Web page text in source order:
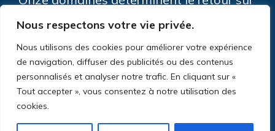
Nous respectons votre vie privée.
Nous utilisons des cookies pour améliorer votre expérience
de navigation, diffuser des publicités ou des contenus
personnalisés et analyser notre trafic. En cliquant sur «
Tout accepter », vous consentez à notre utilisation des
cookies.
le terrain
5 Juin à 9h11